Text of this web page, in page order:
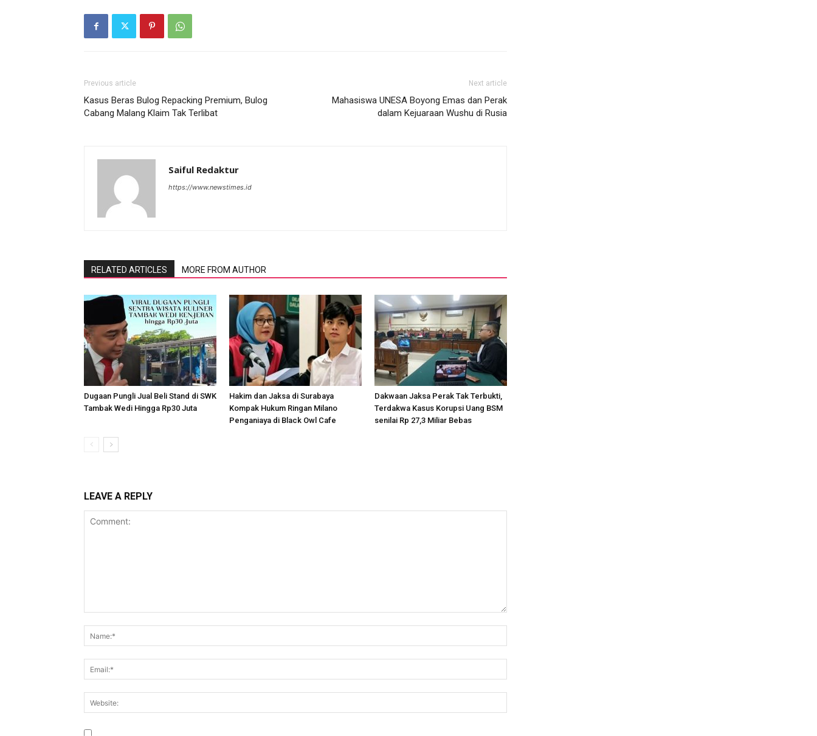
Previous article
Kasus Beras Bulog Repacking Premium, Bulog
Cabang Malang Klaim Tak Terlibat
Next article
Mahasiswa UNESA Boyong Emas dan Perak
dalam Kejuaraan Wushu di Rusia
Saiful Redaktur
https://www.newstimes.id
RELATED ARTICLES MORE FROM AUTHOR
Dugaan Pungli Jual Beli Stand di SWK
Tambak Wedi Hingga Rp30 Juta
Hakim dan Jaksa di Surabaya
Kompak Hukum Ringan Milano
Penganiaya di Black Owl Cafe
Dakwaan Jaksa Perak Tak Terbukti,
Terdakwa Kasus Korupsi Uang BSM
senilai Rp 27,3 Miliar Bebas
LEAVE A REPLY